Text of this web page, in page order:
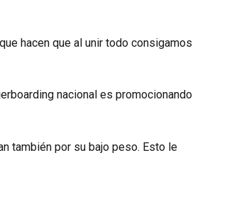
hacen que al unir todo consigamos
nacional es promocionando
también por su bajo peso. Esto le